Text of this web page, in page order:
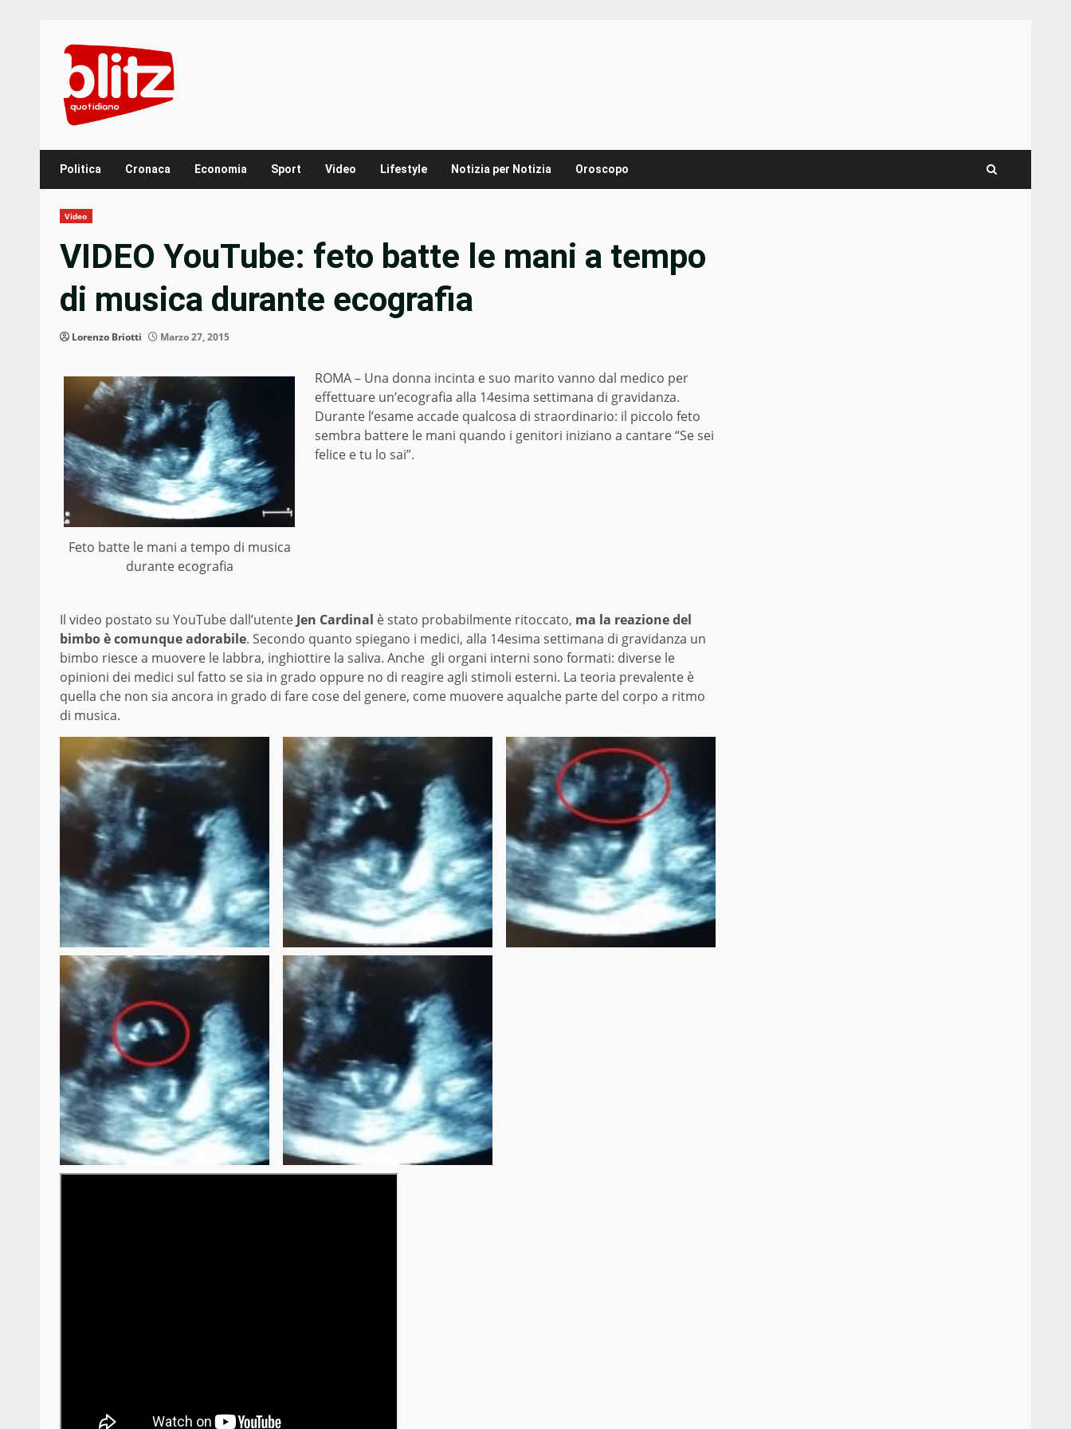
content
Politica Cronaca Economia Sport Video Lifestyle Notizia per Notizia Oroscopo
Video
VIDEO YouTube: feto batte le mani a tempo
di musica durante ecografia
Lorenzo Briotti Marzo 27, 2015
Feto batte le mani a tempo di musica
durante ecografia
ROMA – Una donna incinta e suo marito vanno dal medico per
effettuare un’ecografia alla 14esima settimana di gravidanza.
Durante l’esame accade qualcosa di straordinario: il piccolo feto
sembra battere le mani quando i genitori iniziano a cantare “Se sei
felice e tu lo sai”.
Il video postato su YouTube dall’utente Jen Cardinal è stato probabilmente ritoccato, ma la reazione del
bimbo è comunque adorabile. Secondo quanto spiegano i medici, alla 14esima settimana di gravidanza un
bimbo riesce a muovere le labbra, inghiottire la saliva. Anche gli organi interni sono formati: diverse le
opinioni dei medici sul fatto se sia in grado oppure no di reagire agli stimoli esterni. La teoria prevalente è
quella che non sia ancora in grado di fare cose del genere, come muovere aqualche parte del corpo a ritmo
di musica.